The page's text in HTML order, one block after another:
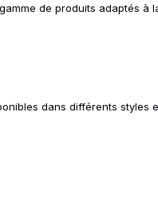
de produits adaptés à
dans différents styles